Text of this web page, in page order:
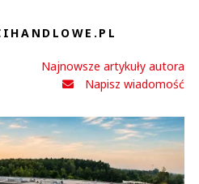
Najnowsze artykuły autora
Napisz wiadomość